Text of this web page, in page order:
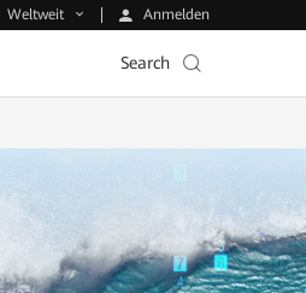
Weltweit Anmelden
Search